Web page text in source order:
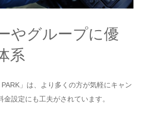
やグループに優
系
PARK」は、より多くの方が気軽にキャン
設定にも工夫がされています。